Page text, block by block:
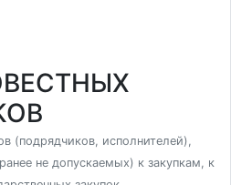
(подрядчиков, исполнителей),
не допускаемых) к закупкам, к